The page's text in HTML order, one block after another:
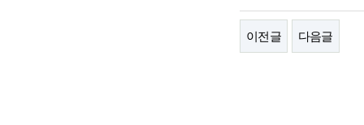
이전글 다음글